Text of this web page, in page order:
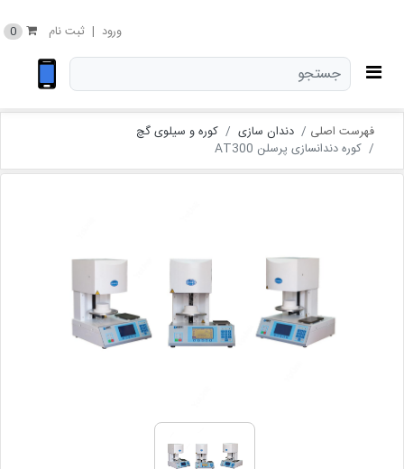
ورود | ثبت نام 0
فهرست اصلی دندان سازی
کوره و سیلوی گچ
کوره دندانسازی پرسلن AT300